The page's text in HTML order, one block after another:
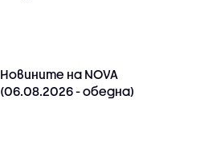
Новините на NOVA
(06.08.2026 - обедна)